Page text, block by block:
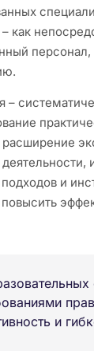
как
персонал,
–
и
и